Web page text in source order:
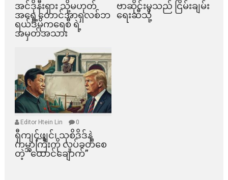
အင်ဒိုနီးရှား သို့မဟုတ်
အရှေ့တောင်အာရှလစ်ဘ
ရယ်ဒီမိုကရေစီ ရဲ့
အမှတ်အသား
ဗာဆိုင်းမှသည် ငြိမ်းချမ်း
ရေးဆီသို့
Editor Htein Lin 0
ရှီကျင့်ဖျင်၊ သုစိဒိဒ်နဲ့
ကမ္ဘာကြီးကို လှုပ်ခတ်စေ
တဲ့ “ထောင်ချောက်”